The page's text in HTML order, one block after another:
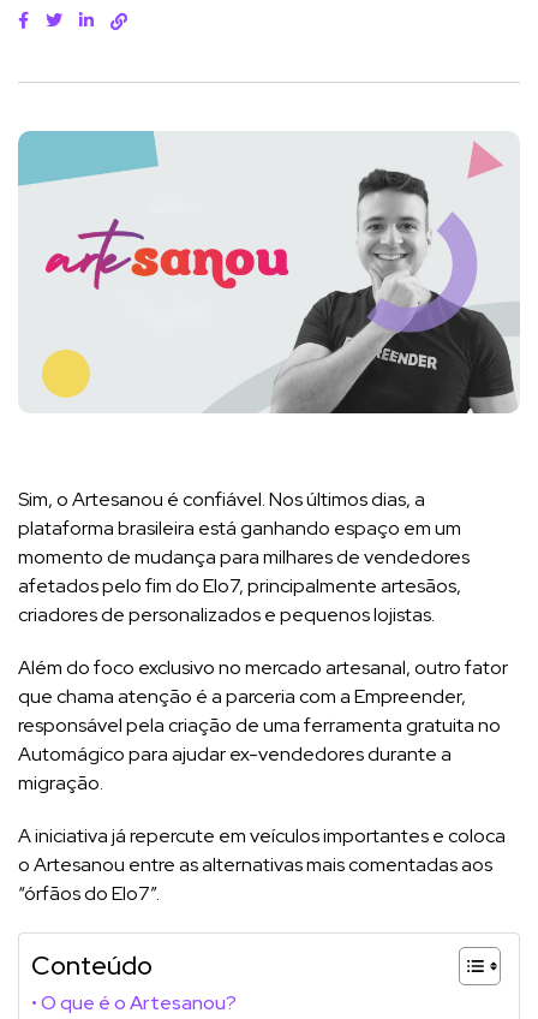
Sim, o Artesanou é confiável. Nos últimos dias, a
plataforma brasileira está ganhando espaço em um
momento de mudança para milhares de vendedores
afetados pelo fim do Elo7, principalmente artesãos,
criadores de personalizados e pequenos lojistas.
Além do foco exclusivo no mercado artesanal, outro fator
que chama atenção é a parceria com a Empreender,
responsável pela criação de uma ferramenta gratuita no
Automágico para ajudar ex-vendedores durante a
migração.
A iniciativa já repercute em veículos importantes e coloca
o Artesanou entre as alternativas mais comentadas aos
“órfãos do Elo7”.
Conteúdo
O que é o Artesanou?